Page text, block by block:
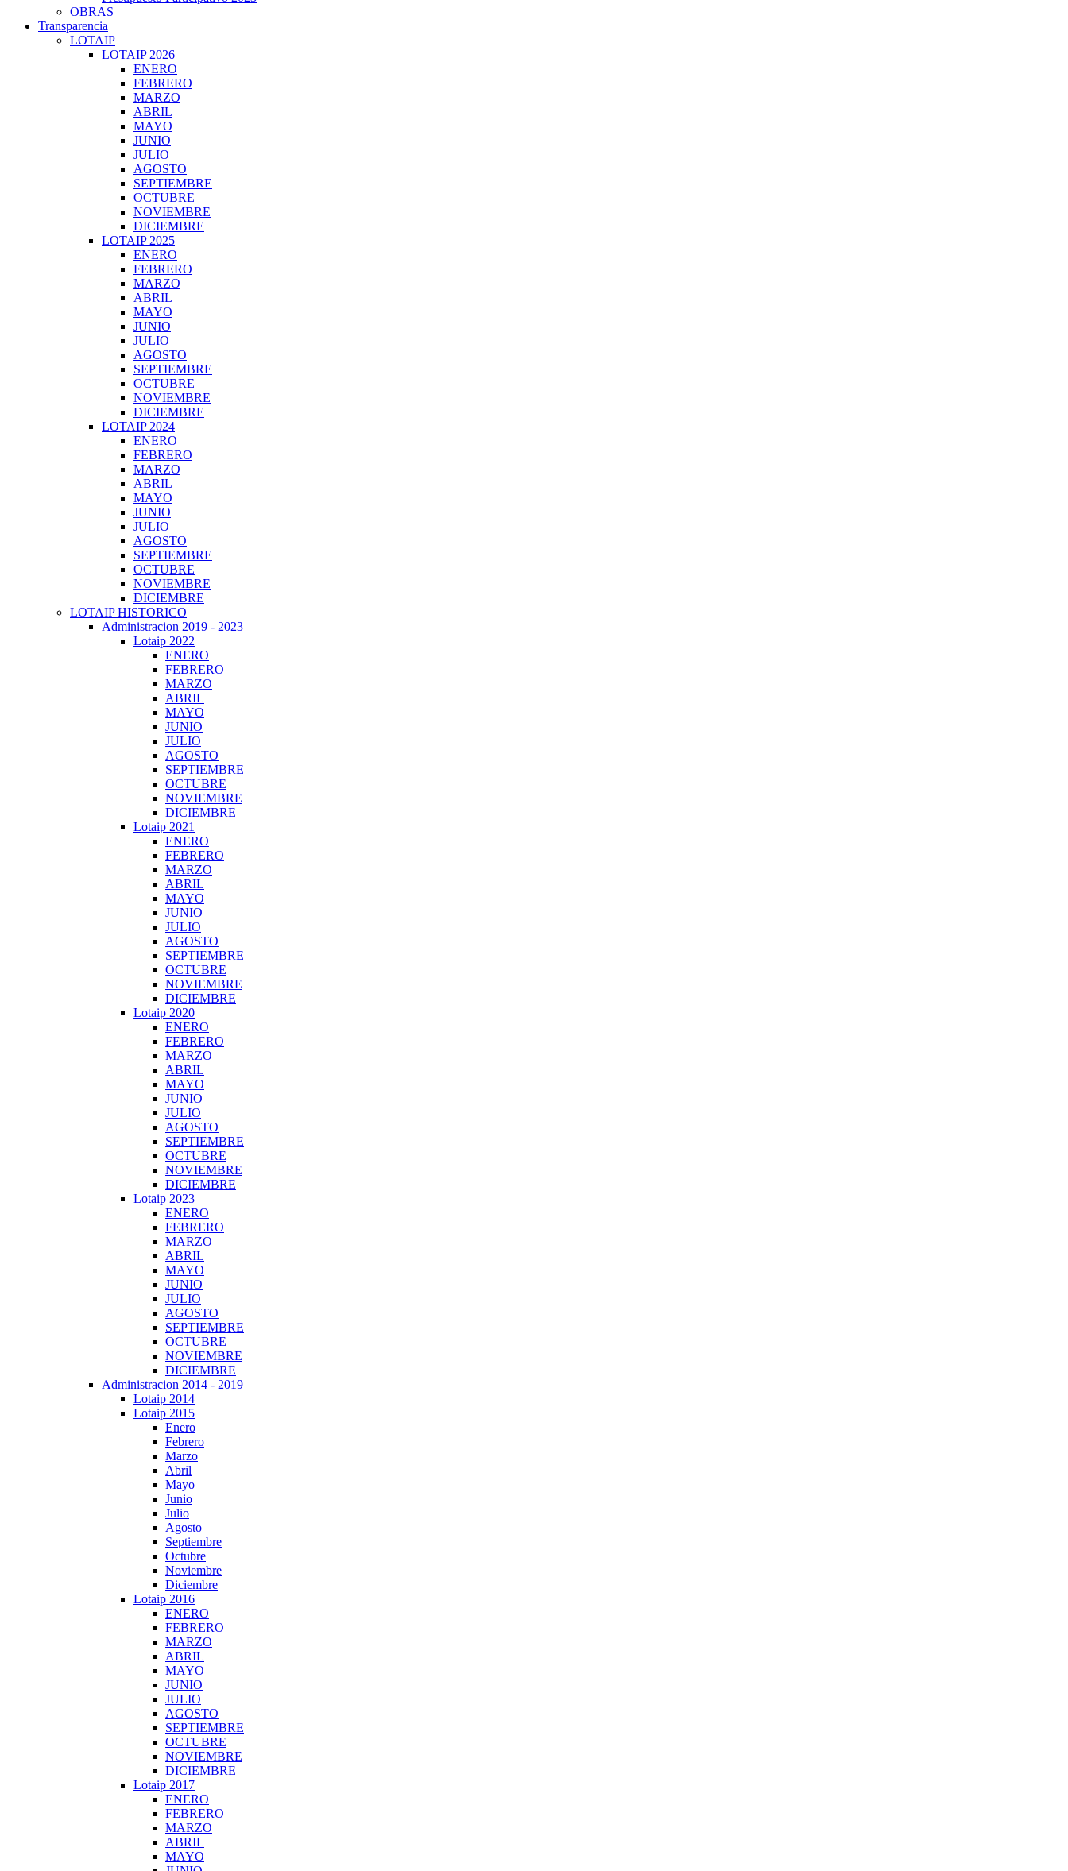
OBRAS
Transparencia
LOTAIP
LOTAIP 2026
ENERO
FEBRERO
MARZO
ABRIL
MAYO
JUNIO
JULIO
AGOSTO
SEPTIEMBRE
OCTUBRE
NOVIEMBRE
DICIEMBRE
LOTAIP 2025
ENERO
FEBRERO
MARZO
ABRIL
MAYO
JUNIO
JULIO
AGOSTO
SEPTIEMBRE
OCTUBRE
NOVIEMBRE
DICIEMBRE
LOTAIP 2024
ENERO
FEBRERO
MARZO
ABRIL
MAYO
JUNIO
JULIO
AGOSTO
SEPTIEMBRE
OCTUBRE
NOVIEMBRE
DICIEMBRE
LOTAIP HISTORICO
Administracion 2019 - 2023
Lotaip 2022
ENERO
FEBRERO
MARZO
ABRIL
MAYO
JUNIO
JULIO
AGOSTO
SEPTIEMBRE
OCTUBRE
NOVIEMBRE
DICIEMBRE
Lotaip 2021
ENERO
FEBRERO
MARZO
ABRIL
MAYO
JUNIO
JULIO
AGOSTO
SEPTIEMBRE
OCTUBRE
NOVIEMBRE
DICIEMBRE
Lotaip 2020
ENERO
FEBRERO
MARZO
ABRIL
MAYO
JUNIO
JULIO
AGOSTO
SEPTIEMBRE
OCTUBRE
NOVIEMBRE
DICIEMBRE
Lotaip 2023
ENERO
FEBRERO
MARZO
ABRIL
MAYO
JUNIO
JULIO
AGOSTO
SEPTIEMBRE
OCTUBRE
NOVIEMBRE
DICIEMBRE
Administracion 2014 - 2019
Lotaip 2014
Lotaip 2015
Enero
Febrero
Marzo
Abril
Mayo
Junio
Julio
Agosto
Septiembre
Octubre
Noviembre
Diciembre
Lotaip 2016
ENERO
FEBRERO
MARZO
ABRIL
MAYO
JUNIO
JULIO
AGOSTO
SEPTIEMBRE
OCTUBRE
NOVIEMBRE
DICIEMBRE
Lotaip 2017
ENERO
FEBRERO
MARZO
ABRIL
MAYO